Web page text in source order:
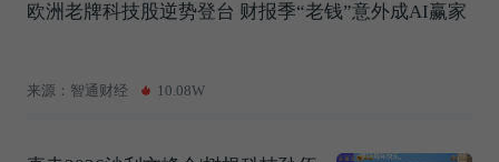
欧洲老牌科技股逆势登台 财报季“老钱”意外成AI赢家
来源：智通财经 10.08W